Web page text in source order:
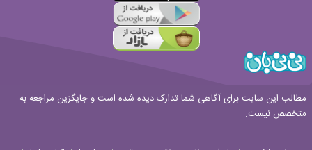
مطالب این سایت برای آگاهی شما تدارک دیده شده است و جایگزین مراجعه به
متخصص نیست.